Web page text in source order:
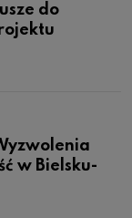
do
w Bielsku-